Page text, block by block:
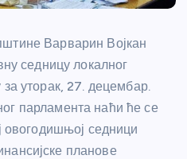
Варварин Војкан
седницу локалног
уторак, 27. децембар.
парламента наћи ће се
овогодишњој седници
планове